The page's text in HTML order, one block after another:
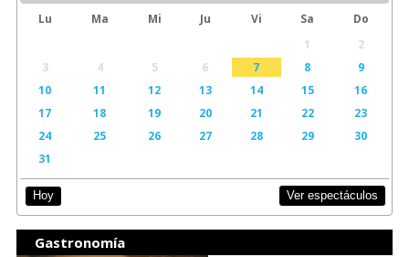
Lu Ma Mi Ju Vi Sa
Do
1
2
3
4 5 6 7 8
9
10
11 12 13 14 15
16
17
18 19 20 21 22
23
24
25 26 27 28 29
30
31
Hoy Ver espectáculos
Gastronomía